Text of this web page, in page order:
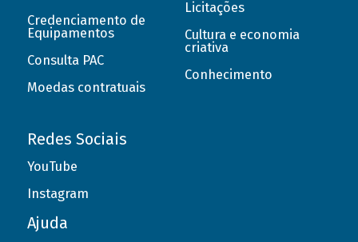
Credenciamento de
Equipamentos
Consulta PAC
Moedas contratuais
Licitações
Cultura e economia
criativa
Conhecimento
Redes Sociais
YouTube
Instagram
Ajuda